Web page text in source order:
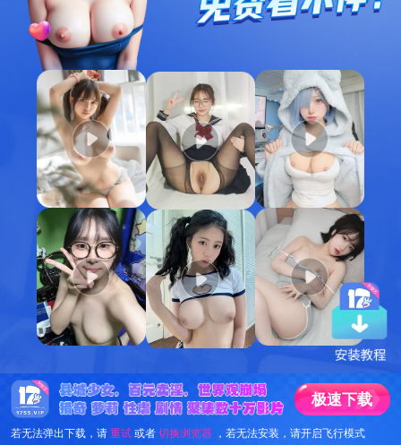
极速下载
若无法弹出下载，请重试或者切换浏览器，若无法安装，请开启飞行模式